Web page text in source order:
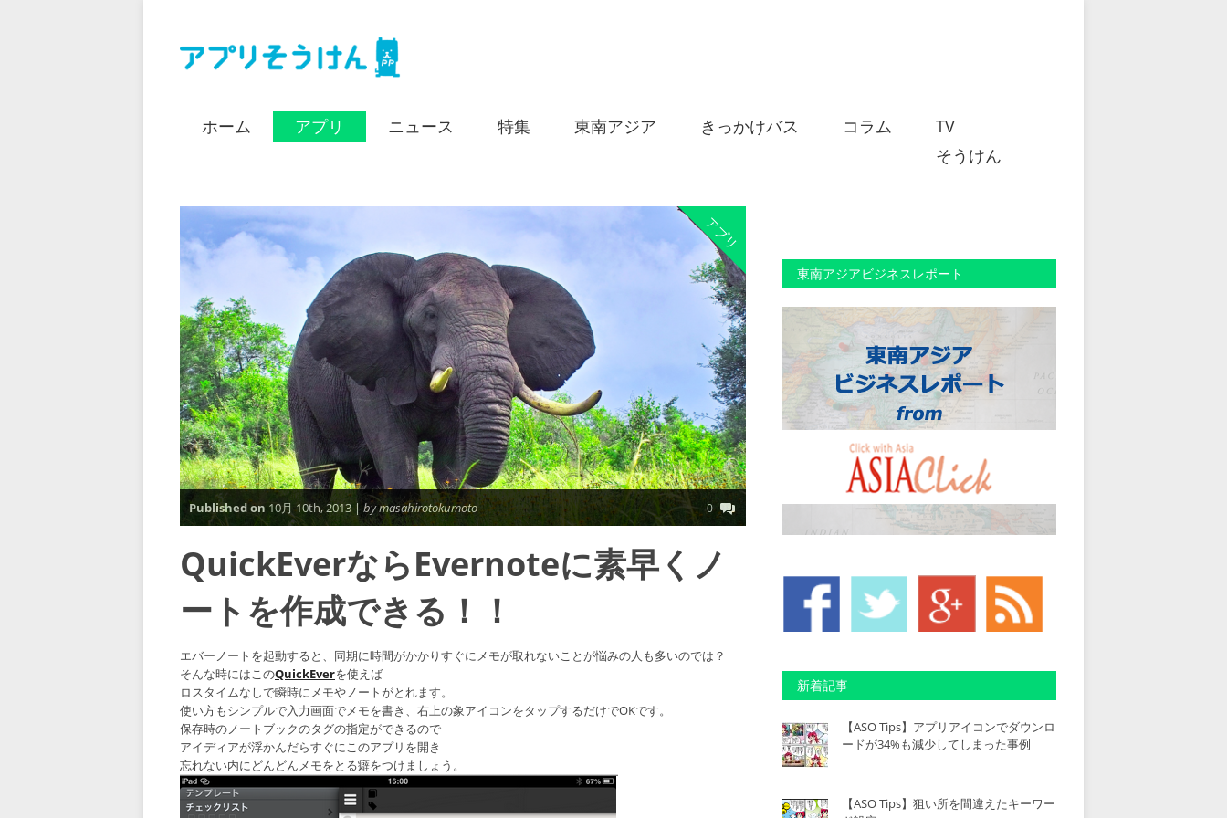
ホーム アプリ ニュース 特集 東南アジア きっかけバス コラム
TV
そうけん
アプリ
Published on 10月 10th, 2013 | by masahirotokumoto 0
QuickEverならEvernoteに素早くノ
ートを作成できる！！
エバーノートを起動すると、同期に時間がかかりすぐにメモが取れないことが悩みの人も多いのでは？
そんな時にはこのQuickEverを使えば
ロスタイムなしで瞬時にメモやノートがとれます。
使い方もシンプルで入力画面でメモを書き、右上の象アイコンをタップするだけでOKです。
保存時のノートブックのタグの指定ができるので
アイディアが浮かんだらすぐにこのアプリを開き
忘れない内にどんどんメモをとる癖をつけましょう。
東南アジアビジネスレポート
新着記事
【ASO Tips】アプリアイコンでダウンロ
ードが34%も減少してしまった事例
【ASO Tips】狙い所を間違えたキーワー